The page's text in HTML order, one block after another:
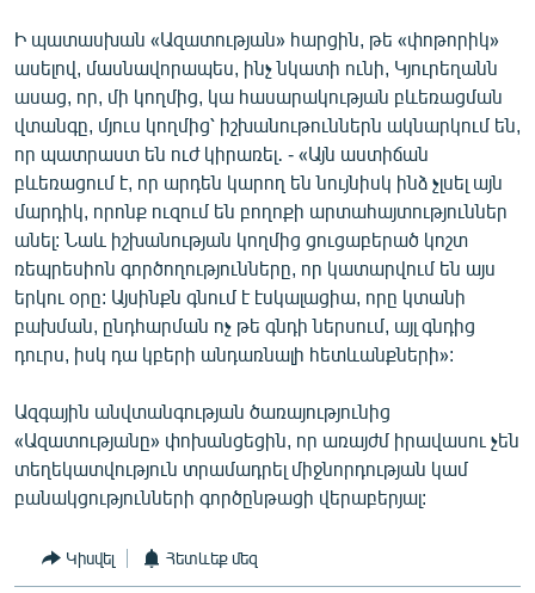
Ի պատասխան «Ազատության» հարցին, թե «փոթորիկ»
ասելով, մասնավորապես, ինչ նկատի ունի, Կյուրեղանն
ասաց, որ, մի կողմից, կա հասարակության բևեռացման
վտանգը, մյուս կողմից՝ իշխանութուններն ակնարկում են,
որ պատրաստ են ուժ կիրառել․ - «Այն աստիճան
բևեռացում է, որ արդեն կարող են նույնիսկ ինձ չլսել այն
մարդիկ, որոնք ուզում են բողոքի արտահայտություններ
անել: Նաև իշխանության կողմից ցուցաբերած կոշտ
ռեպրեսիոն գործողությունները, որ կատարվում են այս
երկու օրը: Այսինքն գնում է էսկալացիա, որը կտանի
բախման, ընդհարման ոչ թե գնդի ներսում, այլ գնդից
դուրս, իսկ դա կբերի անդառնալի հետևանքների»:
Ազգային անվտանգության ծառայությունից
«Ազատությանը» փոխանցեցին, որ առայժմ իրավասու չեն
տեղեկատվություն տրամադրել միջնորդության կամ
բանակցությունների գործընթացի վերաբերյալ:
Կիսվել Հետևեք մեզ